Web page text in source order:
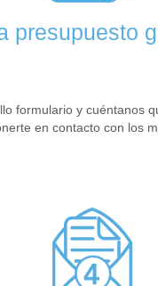
presupuesto
formulario y cuéntanos
en contacto con los